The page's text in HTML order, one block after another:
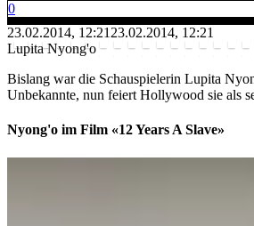
0
23.02.2014, 12:21 23.02.2014, 12:21
Lupita Nyong'o
Bislang war die Schauspielerin Lupita
Unbekannte, nun feiert Hollywood sie als
Nyong'o im Film «12 Years A Slave»